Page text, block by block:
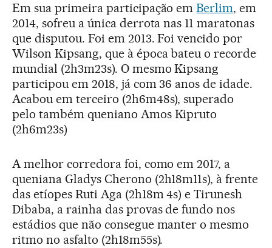
Em sua primeira participação emBerlim, em
2014, sofreu a única derrota nas 11 maratonas
que disputou. Foi em 2013. Foi vencido por
Wilson Kipsang, que à época bateu o recorde
mundial (2h3m23s). O mesmo Kipsang
participou em 2018, já com 36 anos de idade.
Acabou em terceiro (2h6m48s), superado
pelo também queniano Amos Kipruto
(2h6m23s)
A melhor corredora foi, como em 2017, a
queniana Gladys Cherono (2h18m11s), à frente
das etíopes Ruti Aga (2h18m 4s) e Tirunesh
Dibaba, a rainha das provas de fundo nos
estádios que não consegue manter o mesmo
ritmo no asfalto (2h18m55s).